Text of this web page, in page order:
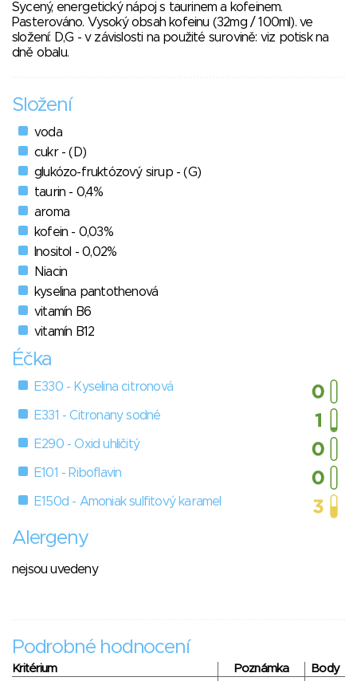
Sycený, energetický nápoj s taurinem a kofeinem.
Pasterováno. Vysoký obsah kofeinu (32mg / 100ml). ve
složení: D,G - v závislosti na použité surovině: viz potisk na
dně obalu.
Složení
voda
cukr - (D)
glukózo-fruktózový sirup - (G)
taurin - 0,4%
aroma
kofein - 0,03%
Inositol - 0,02%
Niacin
kyselina pantothenová
vitamín B6
vitamín B12
Éčka
E330 - Kyselina citronová
E331 - Citronany sodné
E290 - Oxid uhličitý
E101 - Riboflavin
E150d - Amoniak sulfitový karamel
Alergeny
nejsou uvedeny
Podrobné hodnocení
Kritérium Poznámka
Body